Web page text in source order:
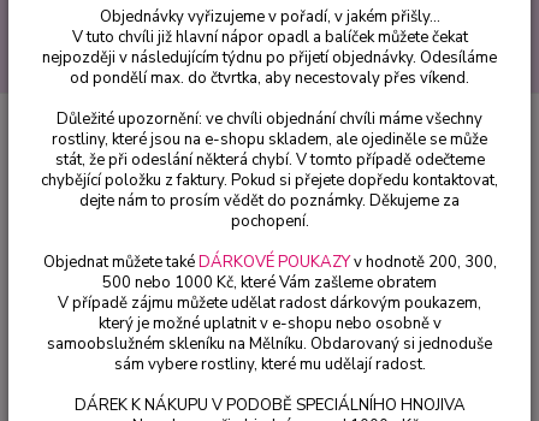
Hledat
Fuchsie Jollies Nizza Fuchsie 944
Jollies Nizza Fuchsie 944
Objednávky vyřizujeme v pořadí, v jakém přišly...
V tuto chvíli již hlavní nápor opadl a balíček můžete čekat
nejpozději v následujícím týdnu po přijetí objednávky. Odesíláme
od pondělí max. do čtvrtka, aby necestovaly přes víkend.
Důležité upozornění: ve chvíli objednání chvíli máme všechny
rostliny, které jsou na e-shopu skladem, ale ojediněle se může
stát, že při odeslání některá chybí. V tomto případě odečteme
chybějící položku z faktury. Pokud si přejete dopředu kontaktovat,
dejte nám to prosím vědět do poznámky. Děkujeme za
pochopení.
Objednat můžete takéDÁRKOVÉ POUKAZYv hodnotě 200, 300,
500 nebo 1000 Kč, které Vám zašleme obratem
V případě zájmu můžete udělat radost dárkovým poukazem,
který je možné uplatnit v e-shopu nebo osobně v
samoobslužném skleníku na Mělníku. Obdarovaný si jednoduše
sám vybere rostliny, které mu udělají radost.
DÁREK K NÁKUPU V PODOBĚ SPECIÁLNÍHO HNOJIVA